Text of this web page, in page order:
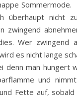
Sommermode.
überhaupt nicht
zwingend
Wer zwingend
es nicht lange
denn man hungert
und
Fette auf,